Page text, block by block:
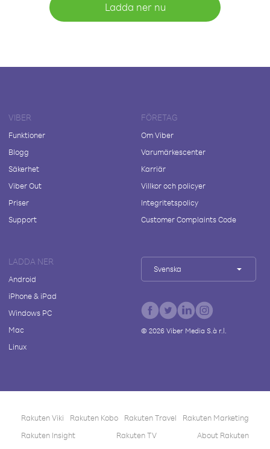
Ladda ner nu
VIBER
Funktioner
Blogg
Säkerhet
Viber Out
Priser
Support
FÖRETAG
Om Viber
Varumärkescenter
Karriär
Villkor och policyer
Integritetspolicy
Customer Complaints Code
LADDA NER
Android
iPhone & iPad
Windows PC
Mac
Linux
Svenska
© 2026Viber Media S.à r.l.
Rakuten Viki Rakuten Kobo Rakuten Travel
Rakuten Marketing
Rakuten Insight
Rakuten TV About Rakuten